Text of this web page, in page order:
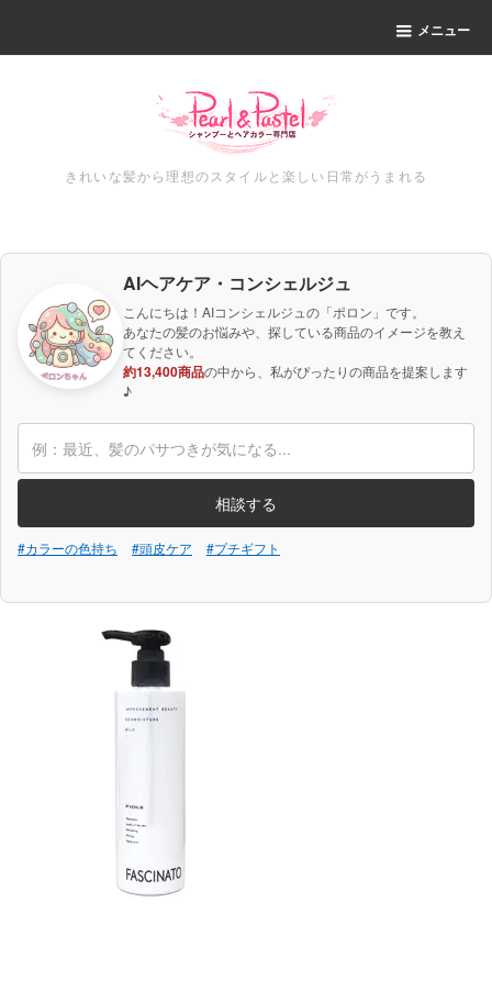
メニュー
きれいな髪から理想のスタイルと楽しい日常がうまれる
AIヘアケア・コンシェルジュ
こんにちは！AIコンシェルジュの「ポロン」です。
あなたの髪のお悩みや、探している商品のイメージを教え
てください。
約13,400商品の中から、私がぴったりの商品を提案します
♪
相談する
#カラーの色持ち #頭皮ケア #プチギフト